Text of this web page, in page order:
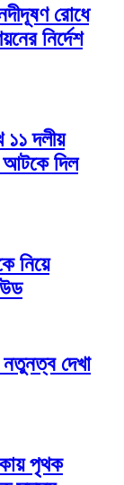
রোধে
নির্দেশ
১১ দলীয়
আটকে দিল
নিয়ে
নতুনত্ব দেখা
পৃথক